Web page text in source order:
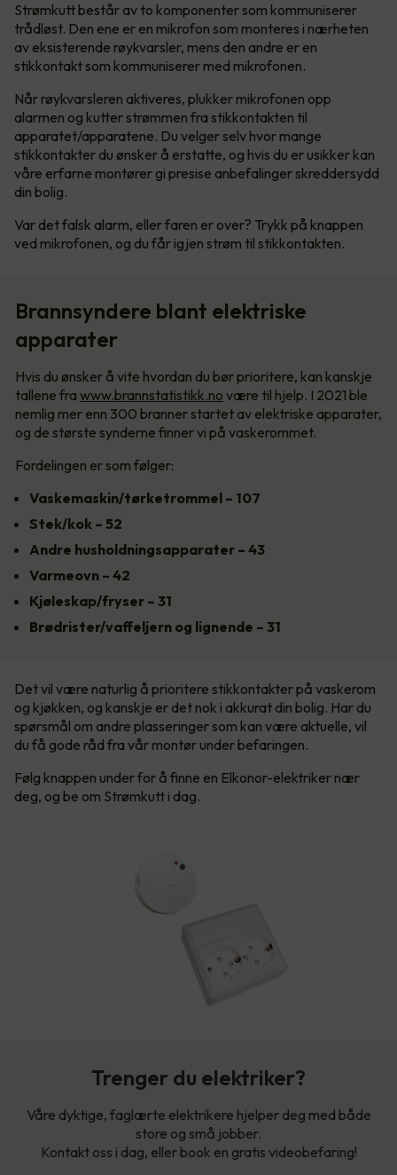
Strømkutt består av to komponenter som kommuniserer
trådløst. Den ene er en mikrofon som monteres i nærheten
av eksisterende røykvarsler, mens den andre er en
stikkontakt som kommuniserer med mikrofonen.
Når røykvarsleren aktiveres, plukker mikrofonen opp
alarmen og kutter strømmen fra stikkontakten til
apparatet/apparatene. Du velger selv hvor mange
stikkontakter du ønsker å erstatte, og hvis du er usikker kan
våre erfarne montører gi presise anbefalinger skreddersydd
din bolig.
Var det falsk alarm, eller faren er over? Trykk på knappen
ved mikrofonen, og du får igjen strøm til stikkontakten.
Brannsyndere blant elektriske
apparater
Hvis du ønsker å vite hvordan du bør prioritere, kan kanskje
tallene fra www.brannstatistikk.no være til hjelp. I 2021 ble
nemlig mer enn 300 branner startet av elektriske apparater,
og de største synderne finner vi på vaskerommet.
Fordelingen er som følger:
Vaskemaskin/tørketrommel – 107
Stek/kok – 52
Andre husholdningsapparater – 43
Varmeovn – 42
Kjøleskap/fryser – 31
Brødrister/vaffeljern og lignende – 31
Det vil være naturlig å prioritere stikkontakter på vaskerom
og kjøkken, og kanskje er det nok i akkurat din bolig. Har du
spørsmål om andre plasseringer som kan være aktuelle, vil
du få gode råd fra vår montør under befaringen.
Følg knappen under for å finne en Elkonor-elektriker nær
deg, og be om Strømkutt i dag.
Trenger du elektriker?
Våre dyktige, faglærte elektrikere hjelper deg med både
store og små jobber.
Kontakt oss i dag, eller book en gratis videobefaring!